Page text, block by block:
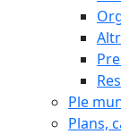
Ple
Plans,